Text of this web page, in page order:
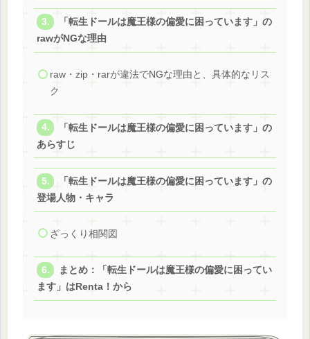
「転生ドールは魔王様の偏愛に困っています」の
rawがNGな理由
raw・zip・rarが違法でNGな理由と、具体的なリス
ク
「転生ドールは魔王様の偏愛に困っています」の
あらすじ
「転生ドールは魔王様の偏愛に困っています」の
登場人物・キャラ
ざっくり相関図
まとめ：「転生ドールは魔王様の偏愛に困ってい
ます」はRenta！から